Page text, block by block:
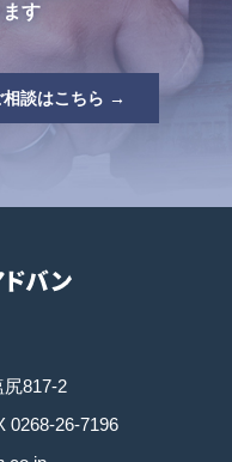
す
相談はこちら →
817-2
26-7196